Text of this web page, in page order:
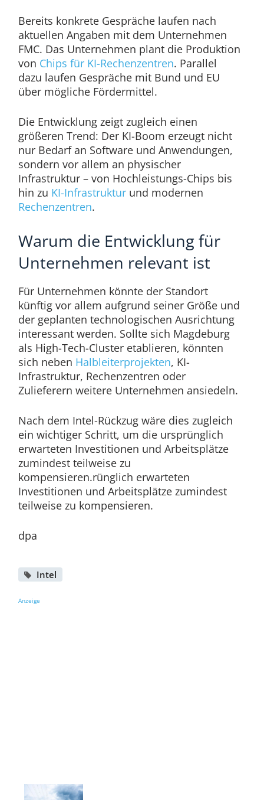
Bereits konkrete Gespräche laufen nach
aktuellen Angaben mit dem Unternehmen
FMC. Das Unternehmen plant die Produktion
von Chips für KI-Rechenzentren. Parallel
dazu laufen Gespräche mit Bund und EU
über mögliche Fördermittel.
Die Entwicklung zeigt zugleich einen
größeren Trend: Der KI-Boom erzeugt nicht
nur Bedarf an Software und Anwendungen,
sondern vor allem an physischer
Infrastruktur – von Hochleistungs-Chips bis
hin zu KI-Infrastrukturund modernen
Rechenzentren.
Warum die Entwicklung für
Unternehmen relevant ist
Für Unternehmen könnte der Standort
künftig vor allem aufgrund seiner Größe und
der geplanten technologischen Ausrichtung
interessant werden. Sollte sich Magdeburg
als High-Tech-Cluster etablieren, könnten
sich neben Halbleiterprojekten, KI-
Infrastruktur, Rechenzentren oder
Zulieferern weitere Unternehmen ansiedeln.
Nach dem Intel-Rückzug wäre dies zugleich
ein wichtiger Schritt, um die ursprünglich
erwarteten Investitionen und Arbeitsplätze
zumindest teilweise zu
kompensieren.rünglich erwarteten
Investitionen und Arbeitsplätze zumindest
teilweise zu kompensieren.
dpa
Intel
Anzeige